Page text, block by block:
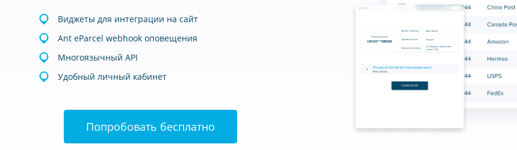
Виджеты для интеграции на сайт
Ant eParcel webhook оповещения
Многоязычный API
Удобный личный кабинет
Попробовать бесплатно